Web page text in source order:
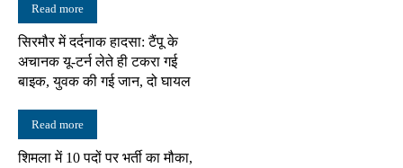
Read more
सिरमौर में दर्दनाक हादसा: टैंपू के
अचानक यू-टर्न लेते ही टकरा गई
बाइक, युवक की गई जान, दो घायल
Read more
शिमला में 10 पदों पर भर्ती का मौका,